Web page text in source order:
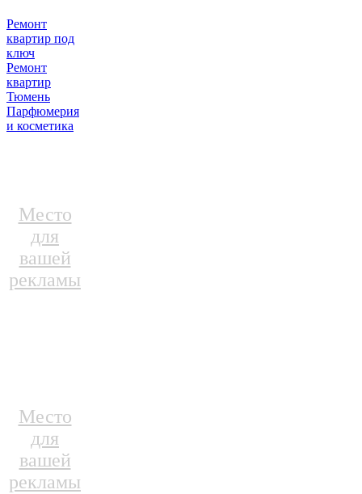
Ремонт
квартир под
ключ
Ремонт
квартир
Тюмень
Парфюмерия
и косметика
Место
для
вашей
рекламы
Место
для
вашей
рекламы